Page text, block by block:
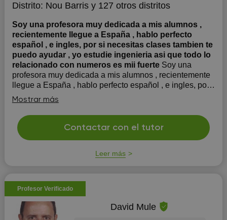
Distrito: Nou Barrisy 127 otros distritos
Soy una profesora muy dedicada a mis alumnos ,
recientemente llegue a España , hablo perfecto
español , e ingles, por si necesitas clases tambien te
puedo ayudar , yo estudie ingenieria asi que todo lo
relacionado con numeros es mii fuerte Soy una
profesora muy dedicada a mis alumnos , recientemente
llegue a España , hablo perfecto español , e ingles, por
si necesitas clases tambien te puedo ayudar , yo estudie
ingenieria asi que todo lo relacionado con numeros es
mi fuerte
Mostrar más
Contactar con el tutor
Leer más
Profesor Verificado
David Mule